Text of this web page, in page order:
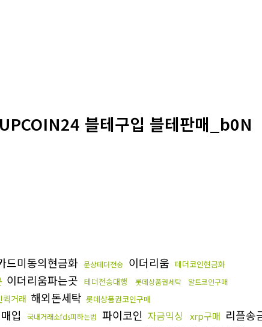
블테구입 블테판매_b0N
드미동의현금화 문상테더전송 이더리움 테더코인현금화
이더리움파는곳 테더전송대행 롯데상품권세탁 알트코인구매
퀵거래 해외돈세탁 롯데상품권코인구매
입 국내거래소fds피하는법 파이코인 자금믹싱 xrp구매 리플송